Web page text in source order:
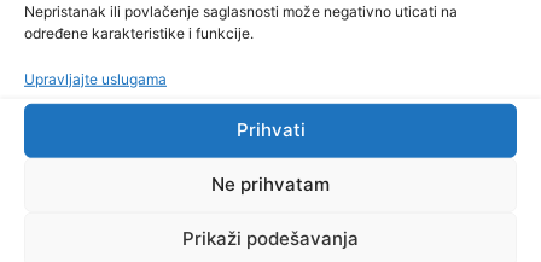
Nepristanak ili povlačenje saglasnosti može negativno uticati na
određene karakteristike i funkcije.
Upravljajte uslugama
Prihvati
Ne prihvatam
Prikaži podešavanja